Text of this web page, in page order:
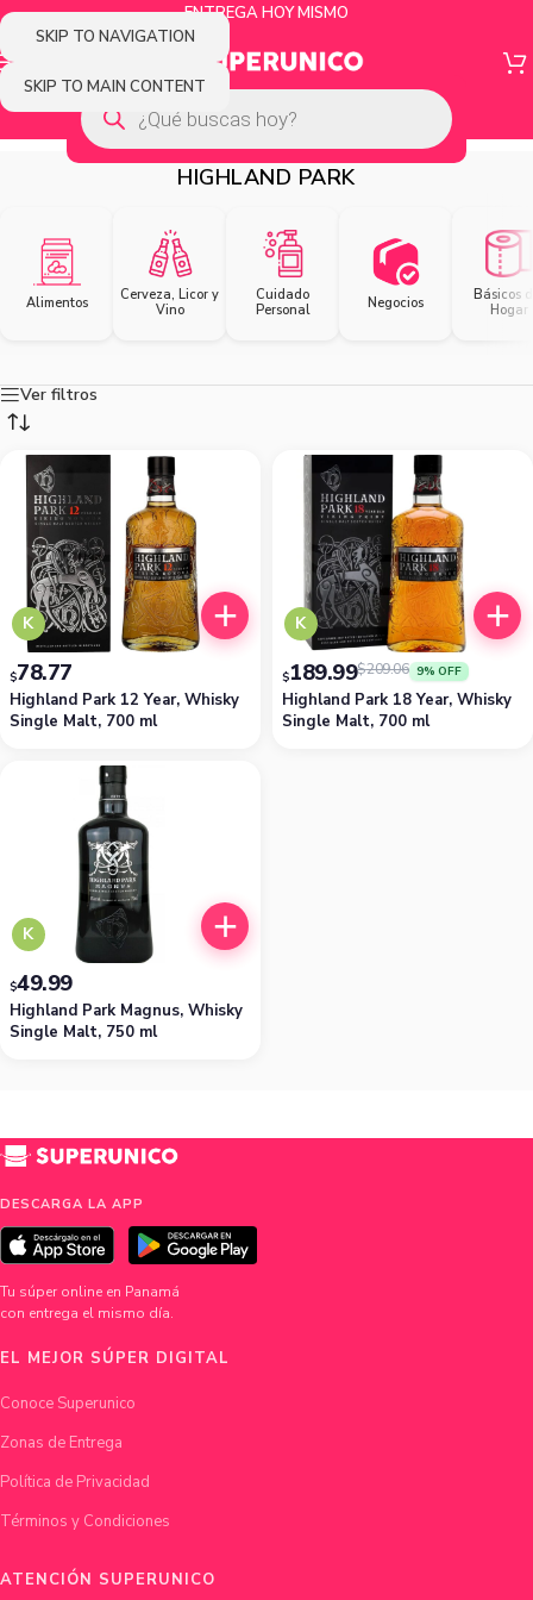
SKIP TO NAVIGATION
SKIP TO MAIN CONTENT
ENTREGA HOY MISMO
HIGHLAND PARK
Alimentos
Cerveza, Licor y
Vino
Cuidado
Personal
Negocios
Básicos
Hogar
Ver filtros
K
Highland Park 12 Year, Whisky
Single Malt, 700 ml
$78.77
K
Highland Park 18 Year, Whisky
Single Malt, 700 ml
$209.06
$189.99 9% OFF
K
Highland Park Magnus, Whisky
Single Malt, 750 ml
$49.99
DESCARGA LA APP
Tu súper online en Panamá
con entrega el mismo día.
EL MEJOR SÚPER DIGITAL
Conoce Superunico
Zonas de Entrega
Política de Privacidad
Términos y Condiciones
ATENCIÓN SUPERUNICO